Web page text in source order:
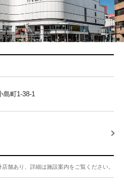
島町1-38-1
舗あり、詳細は施設案内をご覧ください。